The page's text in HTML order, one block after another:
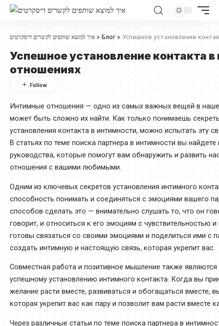
איך למוצא שותפים לקשרים דיסקרטים > Блог > Успешное установление
Успешное установление контакта
отношениях
Интимные отношения — одно из самых важных вещей в
может быть сложно их найти. Как только понимаешь
установления контакта в интимности, можно испытать эту
В статьях по теме поиска партнера в интимности вы
руководства, которые помогут вам обнаружить и развить
отношения с вашими любимыми.
Одним из ключевых секретов установления интимного
способность понимать и соединяться с эмоциями вашего
способов сделать это — внимательно слушать то, что он
говорит, и относиться к его эмоциям с чувствительностью
готовы связаться со своими эмоциями и поделиться ими с
создать интимную и настоящую связь, которая укрепит вас.
Совместная работа и позитивное мышление также
успешному установлению интимного контакта. Когда вы
желание расти вместе, развиваться и обогащаться вместе,
которая укрепит вас как пару и позволит вам расти вместе
Через различные статьи по теме поиска партнера в